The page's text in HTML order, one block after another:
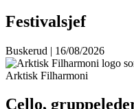
Festivalsjef
Buskerud | 16/08/2026
Arktisk Filharmoni
Cello,